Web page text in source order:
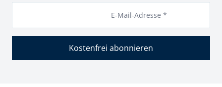
E-Mail-Adresse *
Kostenfrei abonnieren